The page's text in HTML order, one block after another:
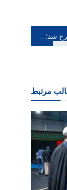
متولد شد؟
مرتبط